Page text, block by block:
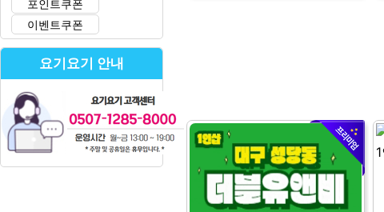
포인트쿠폰
이벤트쿠폰
요기요기 안내